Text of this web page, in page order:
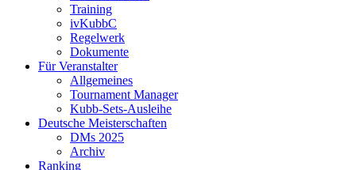
Training
ivKubbC
Regelwerk
Dokumente
Für Veranstalter
Allgemeines
Tournament Manager
Kubb-Sets-Ausleihe
Deutsche Meisterschaften
DMs 2025
Archiv
Ranking